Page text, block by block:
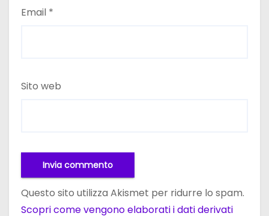
Email *
Sito web
Questo sito utilizza Akismet per ridurre lo spam.
Scopri come vengono elaborati i dati derivati